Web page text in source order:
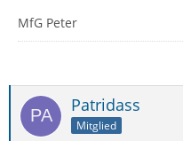
MfG Peter
Patridass
Mitglied